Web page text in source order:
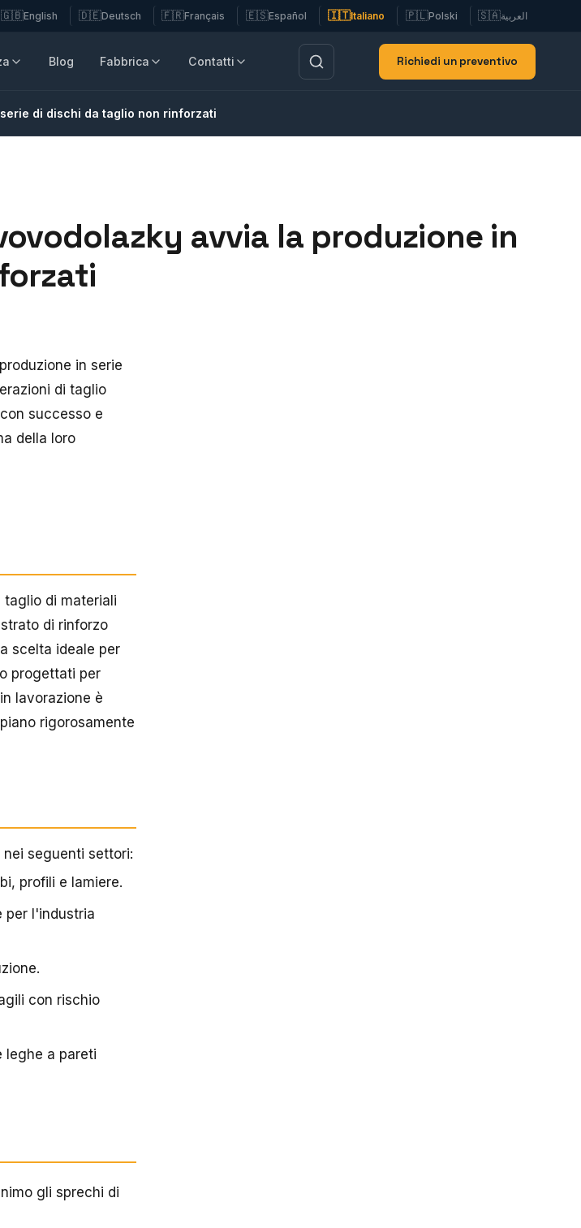
🇬🇧English 🇩🇪Deutsch 🇫🇷Français 🇪🇸Español 🇮🇹Italiano 🇵🇱Polski 🇸🇦العربية
Blog Fabbrica Contatti Richiedi un preventivo
di dischi da taglio non rinforzati
avvia la produzione in
in serie
di taglio
successo e
della loro
taglio di materiali
di rinforzo
scelta ideale per
progettati per
lavorazione è
rigorosamente
seguenti settori:
profili e lamiere.
per l'industria
con rischio
leghe a pareti
gli sprechi di